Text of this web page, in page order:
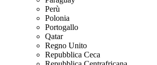
Perù
Polonia
Portogallo
Qatar
Regno Unito
Repubblica Ceca